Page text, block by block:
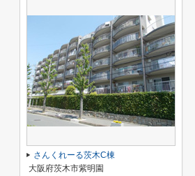
さんくれーる茨木C棟
大阪府茨木市紫明園